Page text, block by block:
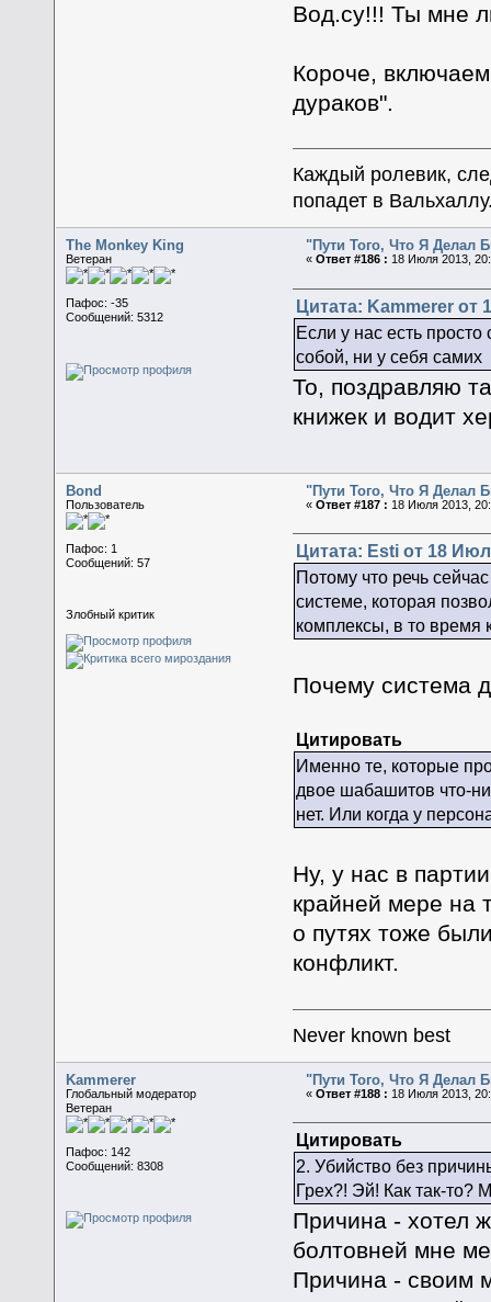
Вод.су!!! Ты мне
Короче,
дураков".
Каждый ролевик,
попадет в
The Monkey King
Ветеран
Пафос: -35
Сообщений: 5312
"Пути Того, Что Я
«Ответ #186 : 18 Июля 2013,
Цитата: Kammerer от
Если у нас есть
собой, ни у себя самих
То, поздравляю
книжек и водит
Bond
Пользователь
Пафос: 1
Сообщений: 57
Злобный критик
"Пути Того, Что Я
«Ответ #187 : 18 Июля 2013,
Цитата: Esti от 18
Потому что речь
системе, которая
комплексы, в то время
Почему система
Цитировать
Именно те, которые
двое шабашитов что-
нет. Или когда у
Ну, у нас в
крайней мере на
о путях тоже
конфликт.
Never known best
Kammerer
Глобальный модератор
Ветеран
Пафос: 142
Сообщений: 8308
"Пути Того, Что Я
«Ответ #188 : 18 Июля 2013,
Цитировать
2. Убийство без
Грех?! Эй! Как так-то?
Причина - хотел
болтовней мне
Причина - своим